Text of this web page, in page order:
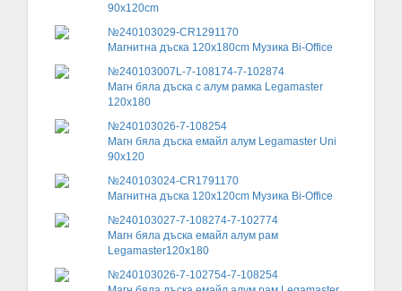
90x120cm
№240103029-CR1291170
Магнитна дъска 120x180cm Музика Bi-Office
№240103007L-7-108174-7-102874
Магн бяла дъска с алум рамка Legamaster
120x180
№240103026-7-108254
Магн бяла дъска емайл алум Legamaster Uni
90x120
№240103024-CR1791170
Магнитна дъска 120x120cm Музика Bi-Office
№240103027-7-108274-7-102774
Магн бяла дъска емайл алум рам
Legamaster120x180
№240103026-7-102754-7-108254